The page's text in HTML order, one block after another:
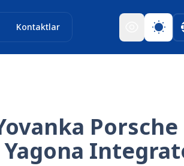
Kontaktlar
Porsche